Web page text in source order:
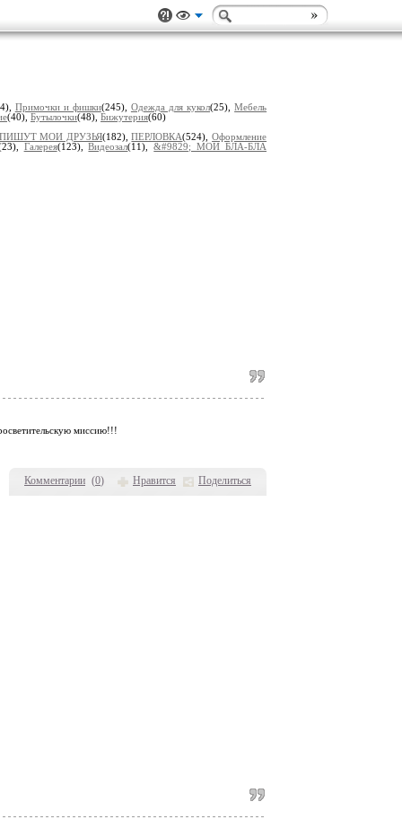
Примочки и фишки(245), Одеждa для кукол(25),Мебель
(40), Бутылочки(48), Бижутерия(60)
ПИШУТ МОИ ДРУЗЬЯ(182),ПЕРЛОВКА(524),Оформление
Гaлерея(123),Видеозал(11),&#9829; МОИ БЛA-БЛA
Комментарии (0) Нравится Поделиться
миссию!!!